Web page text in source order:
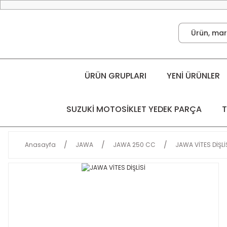
ÜRÜN GRUPLARI YENİ ÜRÜNLER
SUZUKİ MOTOSİKLET YEDEK PARÇA
Anasayfa JAWA JAWA 250 CC JAWA VİTES